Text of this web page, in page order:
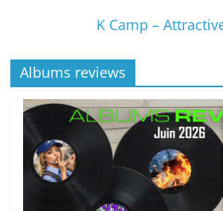
K Camp –
Albums reviews